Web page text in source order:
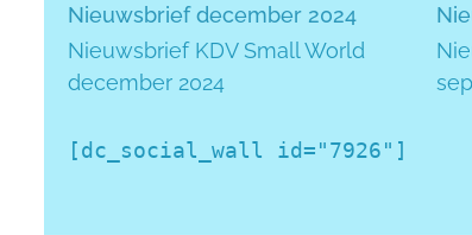
Nieuwsbrief december 2024
Nieuwsbrief KDV Small World
december 2024
[dc_social_wall id="7926"]